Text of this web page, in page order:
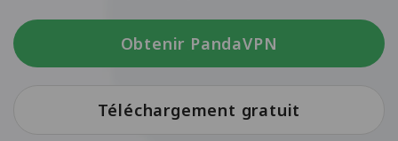
Obtenir PandaVPN
Téléchargement gratuit